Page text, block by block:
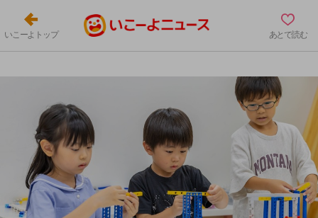
いこーよトップ あとで読む